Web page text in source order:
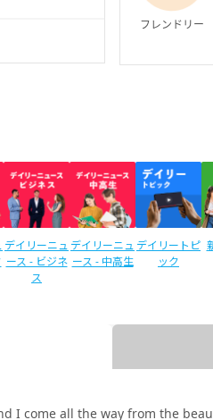
フレンドリー
デイリーニュ
ース - ビジネ
ス
デイリーニュ
ース - 中高生
デイリートピ
ック
コース Daily
スタディサプ
コース Daily
英検®二次試
I come all the way from the